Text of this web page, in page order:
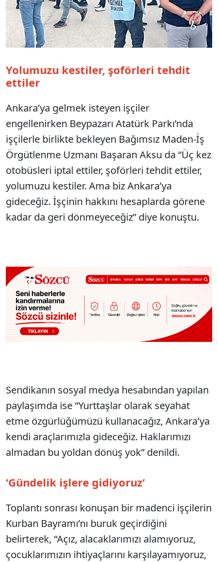
Yolumuzu kestiler, şoförleri tehdit
ettiler
Ankara’ya gelmek isteyen işçiler
engellenirken Beypazarı Atatürk Parkı’nda
işçilerle birlikte bekleyen Bağımsız Maden-İş
Örgütlenme Uzmanı Başaran Aksu da “Üç kez
otobüsleri iptal ettiler, şoförleri tehdit ettiler,
yolumuzu kestiler. Ama biz Ankara’ya
gideceğiz. İşçinin hakkını hesaplarda görene
kadar da geri dönmeyeceğiz” diye konuştu.
Sendikanın sosyal medya hesabından yapılan
paylaşımda ise “Yurttaşlar olarak seyahat
etme özgürlüğümüzü kullanacağız, Ankara’ya
kendi araçlarımızla gideceğiz. Haklarımızı
almadan bu yoldan dönüş yok” denildi.
‘Gündelik işlere gidiyoruz’
Toplantı sonrası konuşan bir madenci işçilerin
Kurban Bayramı’nı buruk geçirdiğini
belirterek, “Açız, alacaklarımızı alamıyoruz,
çocuklarımızın ihtiyaçlarını karşılayamıyoruz,